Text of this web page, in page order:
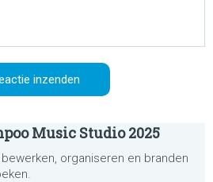
Music Studio 2025
organiseren en branden